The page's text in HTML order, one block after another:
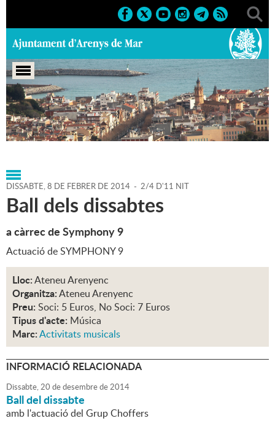
Portada > Agenda > 08-02-
2014 > Marcs > Culturals > 2014 > Activitats musicals
DISSABTE,8 DE FEBRER DE 2014 - 2/4 D'11 NIT
Ball dels dissabtes
a càrrec de Symphony 9
Actuació de SYMPHONY 9
Lloc:Ateneu Arenyenc
Organitza:Ateneu Arenyenc
Preu: Soci: 5 Euros, No Soci: 7 Euros
Tipus d'acte: Música
Marc:Activitats musicals
INFORMACIÓ RELACIONADA
Dissabte,20 dedesembrede2014
Ball del dissabte
amb l'actuació del Grup Choffers